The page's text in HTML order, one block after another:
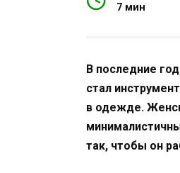
7 мин
В последние
стал
в одежде.
так, чтобы он